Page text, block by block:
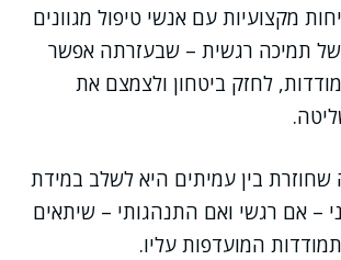
מקצועיות עם אנשי טיפול מגוונים
תמיכה רגשית – שבעזרתה אפשר
לחזק ביטחון ולצמצם את
בין עמיתים היא לשלב במידת
– אם רגשי ואם התנהגותי – שיתאים
המועדפות עליו.